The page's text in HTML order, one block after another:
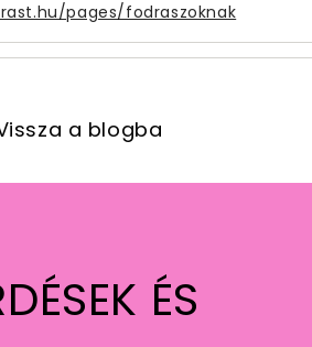
pages/fodraszoknak
a blogba
ÉS